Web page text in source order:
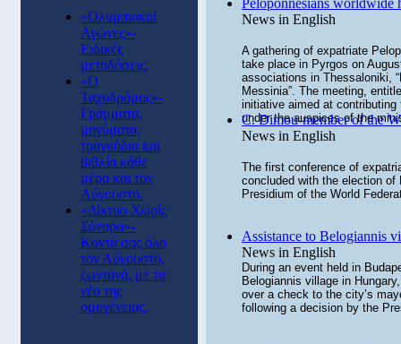
«Ολυμπιακοί
Αγώνες»-
Ειδικές
μεταδόσεις.
«Ο
Ταχυδρόμος»-
Γράμματα,
μηνύματα,
τραγούδια και
βιβλία κάθε
μέρα και τον
Αύγουστο.
«Δίκτυο Χωρίς
Σύνορα»-
Κοντά σας όλο
τον Αύγουστο,
ζωντανά, με τα
νέα της
ομογένειας.
Peloponnesians worldwide
News in English
A gathering of expatriate
take place in Pyrgos on
associations in Thessaloniki,
Messinia”. The meeting,
initiative aimed at
under the auspices of the
C. Dimou-member of the
News in English
The first conference of
concluded with the election of
Presidium of the World
Assistance to Belogiannis
News in English
During an event held in
Belogiannis village in
over a check to the city’s
following a decision by the